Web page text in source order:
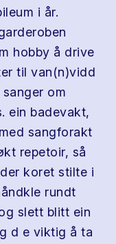
i år.
hobby å drive
til van(n)vidd
om
ein badevakt,
sangforakt
repetoir, så
koret stilte i
rundt
slett blitt ein
d e viktig å ta